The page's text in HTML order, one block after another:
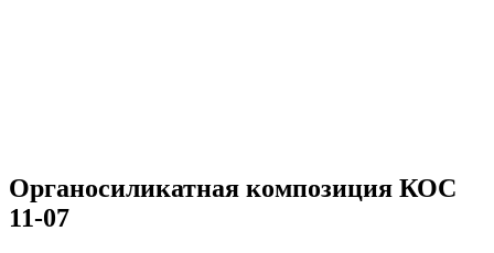
Органосиликатная композиция КОС
11-07